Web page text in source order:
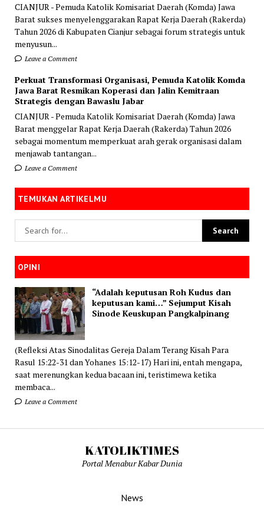
CIANJUR - Pemuda Katolik Komisariat Daerah (Komda) Jawa
Barat sukses menyelenggarakan Rapat Kerja Daerah (Rakerda)
Tahun 2026 di Kabupaten Cianjur sebagai forum strategis untuk
menyusun...
Leave a Comment
Perkuat Transformasi Organisasi, Pemuda Katolik Komda
Jawa Barat Resmikan Koperasi dan Jalin Kemitraan
Strategis dengan Bawaslu Jabar
CIANJUR - Pemuda Katolik Komisariat Daerah (Komda) Jawa
Barat menggelar Rapat Kerja Daerah (Rakerda) Tahun 2026
sebagai momentum memperkuat arah gerak organisasi dalam
menjawab tantangan...
Leave a Comment
TEMUKAN ARTIKELMU
OPINI
“Adalah keputusan Roh Kudus dan
keputusan kami…” Sejumput Kisah
Sinode Keuskupan Pangkalpinang
(Refleksi Atas Sinodalitas Gereja Dalam Terang Kisah Para
Rasul 15:22-31 dan Yohanes 15:12-17) Hari ini, entah mengapa,
saat merenungkan kedua bacaan ini, teristimewa ketika
membaca...
Leave a Comment
KATOLIKTIMES
Portal Menabur Kabar Dunia
News